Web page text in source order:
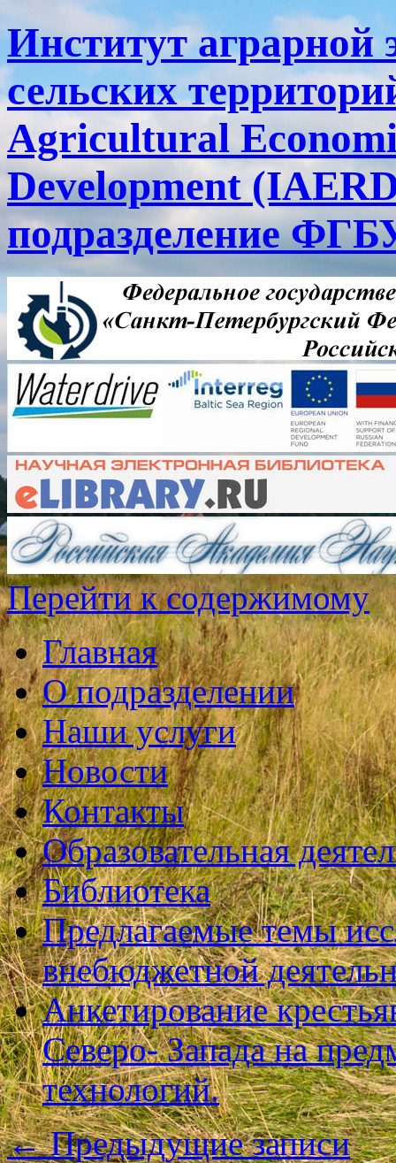
Институт аграрной
сельских
Agricultural
Development
подразделение
Перейти к содержимому
Главная
О подразделении
Наши услуги
Новости
Контакты
Образовательная
Библиотека
Предлагаемые темы
внебюджетной
Анкетирование
Северо- Запада на
технологий.
←Предыдущие записи